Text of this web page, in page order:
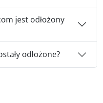
jest odłożony
odłożone?